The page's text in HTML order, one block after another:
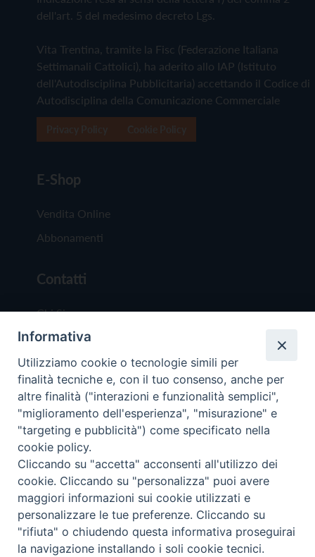
dell'art. 5 del medesimo decreto Lgs.
Vita Trentina, tramite la Fisc (Federazione Italiana
Settimanali Cattolici), ha aderito allo IAP (Istituto
dell'Autodisciplina Pubblicitaria) accettando il Codice di
Autodisciplina della Comunicazione Commerciale
E-Shop
Vendita Online
Abbonamenti
Contatti
Chi Siamo
Redazione
Scrivici
Copyright © 2019 - Tutti i diritti riservati - Vita
Trentina Editrice
Privacy Policy
Torna
Informativa
Utilizziamo cookie o tecnologie simili per
finalità tecniche e, con il tuo consenso, anche per
altre finalità ("interazioni e funzionalità semplici",
"miglioramento dell'esperienza", "misurazione" e
"targeting e pubblicità") come specificato nella
cookie policy.
Cliccando su "accetta" acconsenti all'utilizzo dei
cookie. Cliccando su "personalizza" puoi avere
maggiori informazioni sui cookie utilizzati e
personalizzare le tue preferenze. Cliccando su
"rifiuta" o chiudendo questa informativa proseguirai
la navigazione installando i soli cookie tecnici.